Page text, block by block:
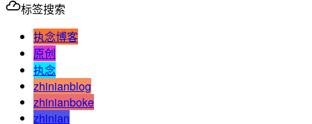
标签搜索
执念博客
原创
执念
zhinianblog
zhinianboke
zhinian